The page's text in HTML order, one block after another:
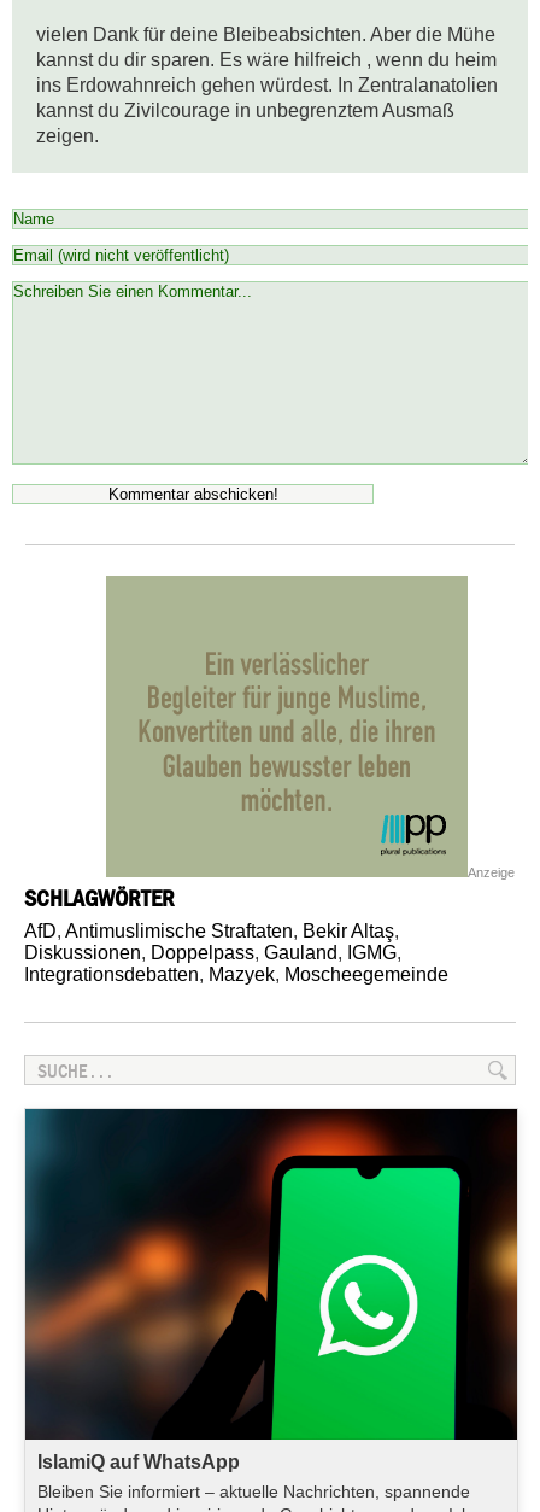
vielen Dank für deine Bleibeabsichten. Aber die Mühe
kannst du dir sparen. Es wäre hilfreich , wenn du heim
ins Erdowahnreich gehen würdest. In Zentralanatolien
kannst du Zivilcourage in unbegrenztem Ausmaß
zeigen.
Anzeige
SCHLAGWÖRTER
AfD, Antimuslimische Straftaten, Bekir Altaş,
Diskussionen, Doppelpass, Gauland, IGMG,
Integrationsdebatten, Mazyek, Moscheegemeinde
IslamiQ auf WhatsApp
Bleiben Sie informiert – aktuelle Nachrichten, spannende